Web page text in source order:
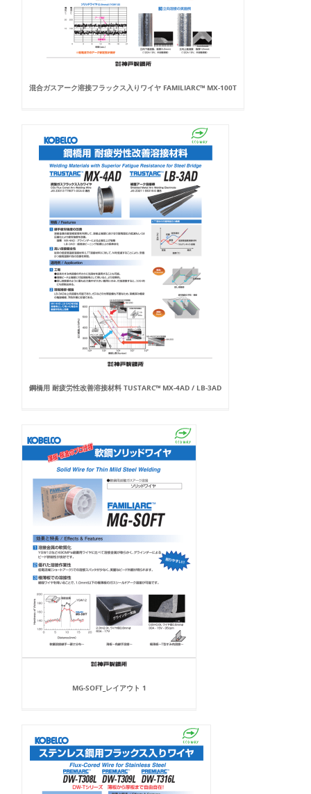
混合ガスアーク溶接フラックス入りワイヤ FAMILIARC™ MX-100T
鋼橋用 耐疲労性改善溶接材料 TUSTARC™ MX-4AD / LB-3AD
MG-SOFT_レイアウト 1